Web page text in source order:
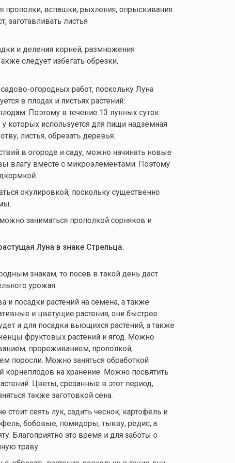
прополки, вспашки, рыхления, опрыскивания.
заготавливать листья
и деления корней, размножения
следует избегать обрезки,
огородных работ, поскольку Луна
в плодах и листьях растений:
Поэтому в течение 13 лунных суток
которых используется для пищи надземная
листья, обрезать деревья.
в огороде и саду, можно начинать новые
влагу вместе с микроэлементами. Поэтому
окулировкой, поскольку существенно
заниматься прополкой сорняков и
Луна в знаке Стрельца.
знакам, то посев в такой день даст
урожая.
и посадки растений на семена, а также
и цветущие растения, они быстрее
и для посадки вьющихся растений, а также
фруктовых растений и ягод. Можно
прореживанием, прополкой,
поросли. Можно заняться обработкой
корнеплодов на хранение. Можно посвятить
Цветы, срезанные в этот период,
также заготовкой сена.
сеять лук, садить чеснок, картофель и
бобовые, помидоры, тыкву, редис, а
Благоприятно это время и для заботы о
траву.